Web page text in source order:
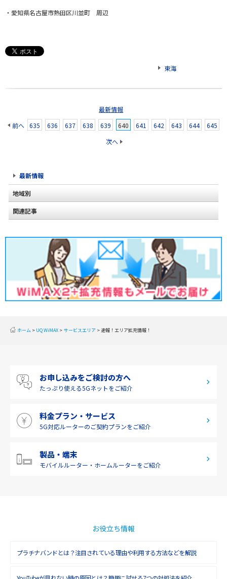
・ 愛知県名古屋市熱田区川並町 周辺
東海
最新情報
前へ 635 636 637 638 639 640 641 642 643 644
645
次へ
最新情報
地域別
北海道
甲信越
北陸
九州・沖縄
関連記事
2020年1月(2)
2019年12月(2)
2019年11月(2)
2019年10月(1)
2019年6月(1)
2019年4月(1)
2019年2月(7)
ホーム UQ WiMAX サービスエリア 速報！エリア拡充情報！
お申し込みをご検討の方へ
たっぷり使える5Gネットをご紹介
料金プラン・サービス
5G対応ルーターのご契約プランをご紹介
製品・端末
モバイルルーター・ ホームルーターをご紹介
お役立ち情報
プラチナバンドとは？注目されている理由や利用する方法などを解説